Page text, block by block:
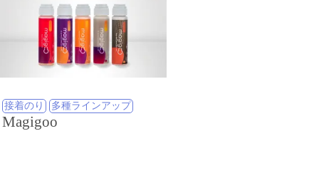
接着のり 多種ラインアップ
Magigoo